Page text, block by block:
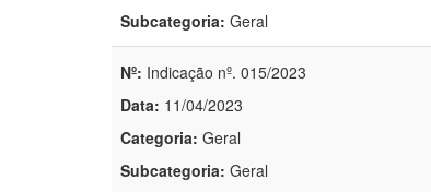
Subcategoria: Geral
Nº: Indicação nº. 015/2023
Data: 11/04/2023
Categoria: Geral
Subcategoria: Geral